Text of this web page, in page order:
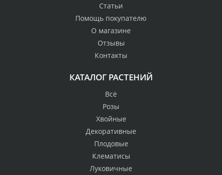
Статьи
Помощь покупателю
О магазине
Отзывы
Контакты
КАТАЛОГ РАСТЕНИЙ
Всё
Розы
Хвойные
Декоративные
Плодовые
Клематисы
Луковичные